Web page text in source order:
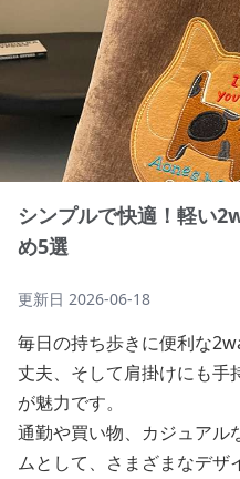
シンプルで快適！軽い
め5選
更新日 2026-06-18
毎日の持ち歩きに便利な
丈夫、そして肩掛けにも手
が魅力です。
通勤や買い物、カジュアル
ムとして、さまざまなデザ